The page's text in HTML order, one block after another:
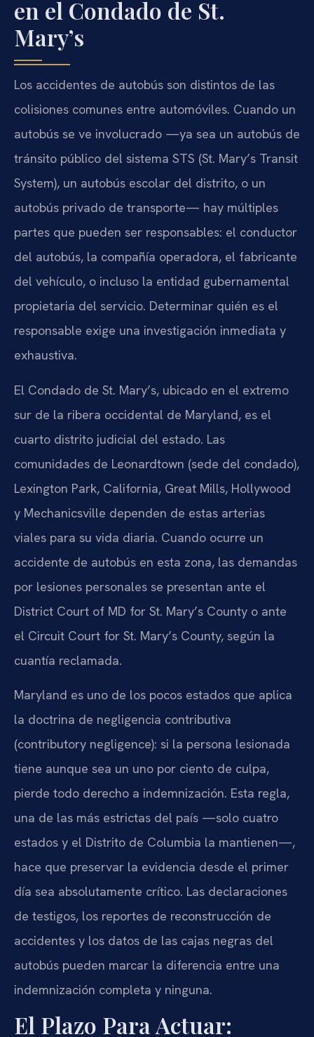
en el Condado de St.
Mary’s
Los accidentes de autobús son distintos de las
colisiones comunes entre automóviles. Cuando un
autobús se ve involucrado —ya sea un autobús de
tránsito público del sistema STS (St. Mary’s Transit
System), un autobús escolar del distrito, o un
autobús privado de transporte— hay múltiples
partes que pueden ser responsables: el conductor
del autobús, la compañía operadora, el fabricante
del vehículo, o incluso la entidad gubernamental
propietaria del servicio. Determinar quién es el
responsable exige una investigación inmediata y
exhaustiva.
El Condado de St. Mary’s, ubicado en el extremo
sur de la ribera occidental de Maryland, es el
cuarto distrito judicial del estado. Las
comunidades de Leonardtown (sede del condado),
Lexington Park, California, Great Mills, Hollywood
y Mechanicsville dependen de estas arterias
viales para su vida diaria. Cuando ocurre un
accidente de autobús en esta zona, las demandas
por lesiones personales se presentan ante el
District Court of MD for St. Mary’s County o ante
el Circuit Court for St. Mary’s County, según la
cuantía reclamada.
Maryland es uno de los pocos estados que aplica
la doctrina de negligencia contributiva
(contributory negligence): si la persona lesionada
tiene aunque sea un uno por ciento de culpa,
pierde todo derecho a indemnización. Esta regla,
una de las más estrictas del país —solo cuatro
estados y el Distrito de Columbia la mantienen—,
hace que preservar la evidencia desde el primer
día sea absolutamente crítico. Las declaraciones
de testigos, los reportes de reconstrucción de
accidentes y los datos de las cajas negras del
autobús pueden marcar la diferencia entre una
indemnización completa y ninguna.
El Plazo Para Actuar: